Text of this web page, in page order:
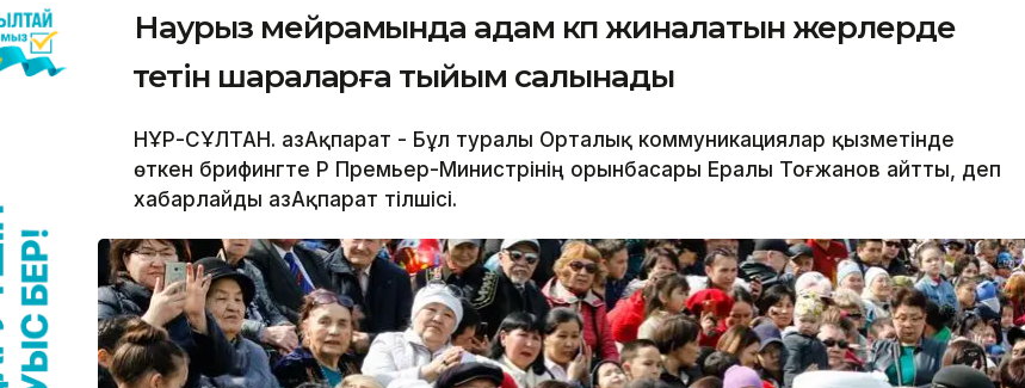
Наурыз мейрамында адам көп жиналатын жерлерде
өтетін шараларға тыйым салынады
НҰР-СҰЛТАН. ҚазАқпарат - Бұл туралы Орталық коммуникациялар қызметінде
өткен брифингте ҚР Премьер-Министрінің орынбасары Ералы Тоғжанов айтты, деп
хабарлайды ҚазАқпарат тілшісі.